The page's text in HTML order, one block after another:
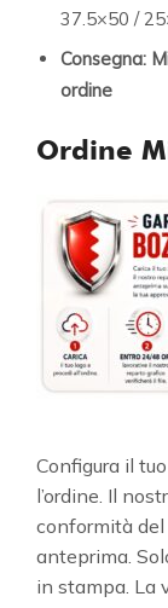
37.5×50 /
Consegna:
ordine
Ordine
Configura il
l’ordine. Il
conformità
anteprima.
in stampa. La